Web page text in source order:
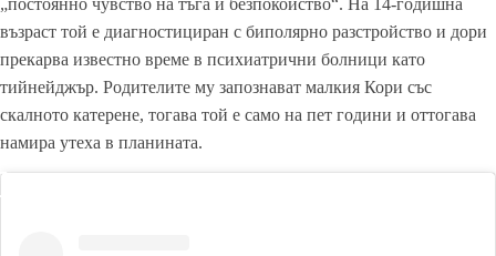
възраст той е диагностициран с биполярно разстройство и дори
прекарва известно време в психиатрични болници като
тийнейджър. Родителите му запознават малкия Кори със
скалното катерене, тогава той е само на пет години и оттогава
намира утеха в планината.